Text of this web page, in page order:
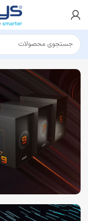
PROCESSOR